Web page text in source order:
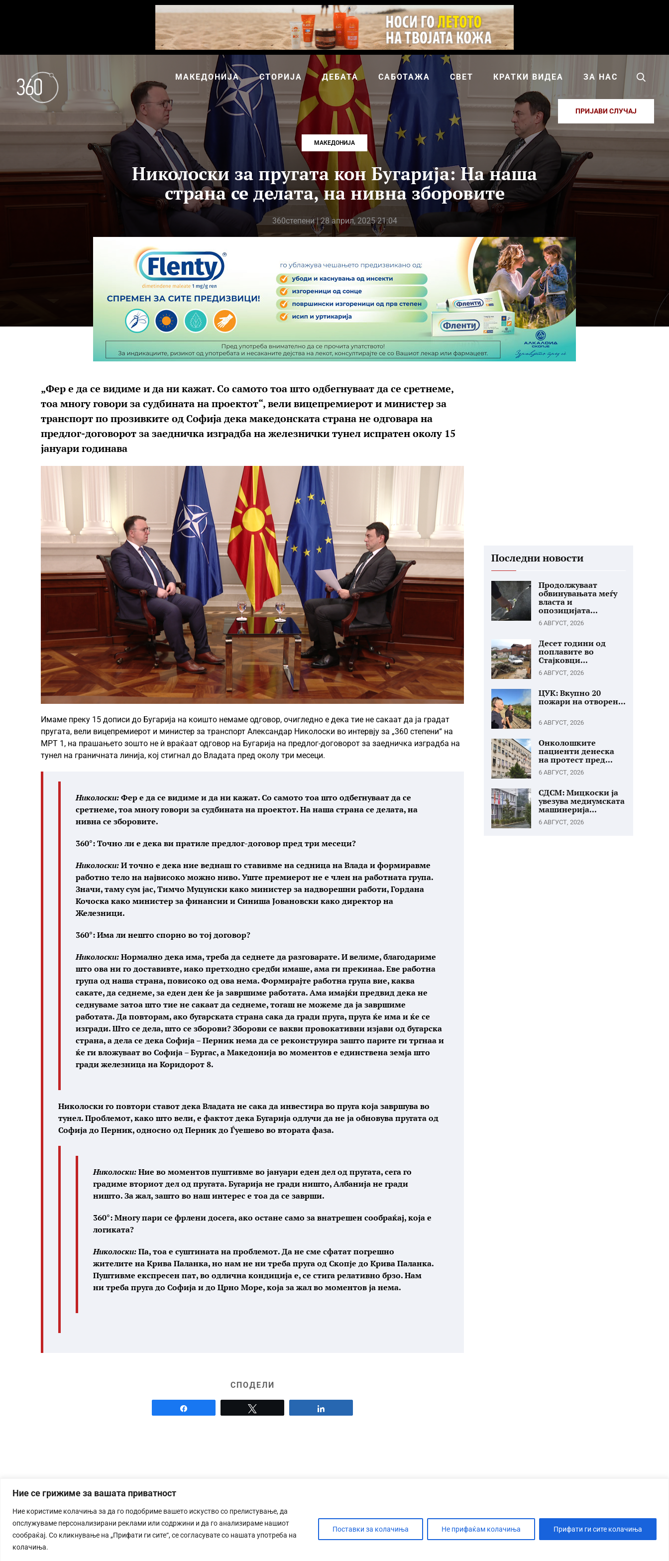
Ние се грижиме за вашата приватност
Ние користиме колачиња за да го подобриме вашето искуство со прелистување, да
опслужуваме персонализирани реклами или содржини и да го анализираме нашиот
сообраќај. Со кликнување на „Прифати ги сите“, се согласувате со нашата употреба на
колачиња.
Поставки за колачиња Не прифаќам колачиња Прифати ги сите колачиња
МАКЕДОНИЈА СТОРИЈА ДЕБАТА САБОТАЖА СВЕТ КРАТКИ ВИДЕА ЗА НАС
ПРИЈАВИ СЛУЧАЈ
МАКЕДОНИЈА
Николоски за пругата кон Бугарија: На наша
страна се делата, на нивна зборовите
360степени| 28 април, 2025 21:04
„Фер е да се видиме и да ни кажат. Со самото тоа што одбегнуваат да се сретнеме,
тоа многу говори за судбината на проектот“, вели вицепремиерот и министер за
транспорт по прозивките од Софија дека македонската страна не одговара на
предлог-договорот за заедничка изградба на железнички тунел испратен околу 15
јануари годинава
Имаме преку 15 дописи до Бугарија на коишто немаме одговор, очигледно е дека тие не сакаат да ја градат
пругата, вели вицепремиерот и министер за транспорт Александар Николоски во интервју за „360 степени“ на
МРТ 1, на прашањето зошто не ѝ враќаат одговор на Бугарија на предлог-договорот за заедничка изградба на
тунел на граничната линија, кој стигнал до Владата пред околу три месеци.
Николоски:Фер е да се видиме и да ни кажат. Со самото тоа што одбегнуваат да се
сретнеме, тоа многу говори за судбината на проектот. На наша страна се делата, на
нивна се зборовите.
360°: Точно ли е дека ви пратиле предлог-договор пред три месеци?
Николоски:И точно е дека ние веднаш го ставивме на седница на Влада и формиравме
работно тело на највисоко можно ниво. Уште премиерот не е член на работната група.
Значи, таму сум јас, Тимчо Муцунски како министер за надворешни работи, Гордана
Кочоска како министер за финансии и Синиша Јовановски како директор на
Железници.
360°: Има ли нешто спорно во тој договор?
Николоски:Нормално дека има, треба да седнете да разговарате. И велиме, благодариме
што ова ни го доставивте, иако претходно средби имаше, ама ги прекинаа. Еве работна
група од наша страна, повисоко од ова нема. Формирајте работна група вие, каква
сакате, да седнеме, за еден ден ќе ја завршиме работата. Ама имајќи предвид дека не
седнуваме затоа што тие не сакаат да седнеме, тогаш не можеме да ја завршиме
работата. Да повторам, ако бугарската страна сака да гради пруга, пруга ќе има и ќе се
изгради. Што се дела, што се зборови? Зборови се вакви провокативни изјави од бугарска
страна, а дела се дека Софија – Перник нема да се реконструира зашто парите ги тргнаа и
ќе ги вложуваат во Софија – Бургас, а Македонија во моментов е единствена земја што
гради железница на Коридорот 8.
Николоски го повтори ставот дека Владата не сака да инвестира во пруга која завршува во
тунел. Проблемот, како што вели, е фактот дека Бугарија одлучи да не ја обновува пругата од
Софија до Перник, односно од Перник до Ѓуешево во втората фаза.
Николоски:Ние во моментов пуштивме во јануари еден дел од пругата, сега го
градиме вториот дел од пругата. Бугарија не гради ништо, Албанија не гради
ништо. За жал, зашто во наш интерес е тоа да се заврши.
360°: Многу пари се фрлени досега, ако остане само за внатрешен сообраќај, која е
логиката?
Николоски:Па, тоа е суштината на проблемот. Да не сме сфатат погрешно
жителите на Крива Паланка, но нам не ни треба пруга од Скопје до Крива Паланка.
Пуштивме експресен пат, во одлична кондиција е, се стига релативно брзо. Нам
ни треба пруга до Софија и до Црно Море, која за жал во моментов ја нема.
СПОДЕЛИ
Последни новости
Продолжуваат
обвинувањата меѓу
власта и
опозицијата...
6 АВГУСТ, 2026
Десет години од
поплавите во
Стајковци...
6 АВГУСТ, 2026
ЦУК: Вкупно 20
пожари на отворен...
6 АВГУСТ, 2026
Онколошките
пациенти денеска
на протест пред...
6 АВГУСТ, 2026
СДСМ: Мицкоски ја
увезува медиумската
машинерија...
6 АВГУСТ, 2026